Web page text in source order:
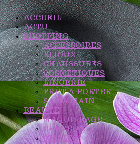
ACCUEIL
ACTU
SHOPPING
ACCESSOIRES
BIJOUX
CHAUSSURES
COSMÉTIQUES
LINGERIE
PRÊT A PORTER
SAC A MAIN
BEAUTÉ
MAQUILLAGE
CHEVEUX
ONGLES